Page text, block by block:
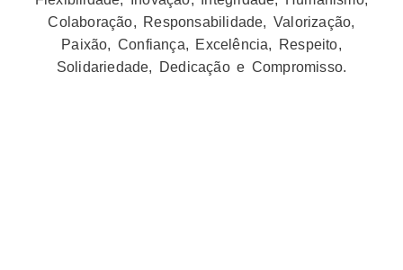
Colaboração, Responsabilidade, Valorização,
Paixão, Confiança, Excelência, Respeito,
Solidariedade, Dedicação e Compromisso.